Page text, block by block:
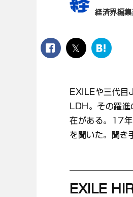
経済界編集
facebook
twitter
は
ッ
ク
マ
ー
ク
EXILEや三代目
LDH。その躍
在がある。17
を聞いた。聞
EXILE